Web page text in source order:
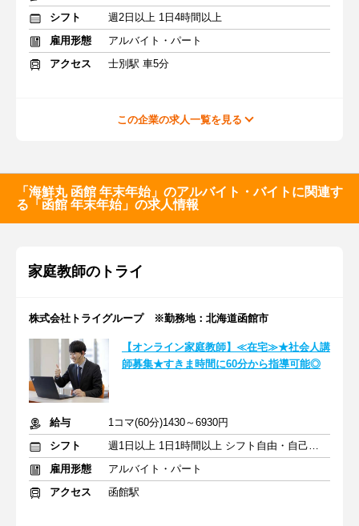
シフト
週2日以上 1日4時間以上
雇用形態
アルバイト・パート
アクセス
士別駅 車5分
この企業の求人一覧を見る
「海鮮丸 函館 年末年始」のアルバイト・バイトに関連す
る「函館 年末年始」の求人情報
家庭教師のトライ
株式会社トライグループ ※勤務地：北海道函館市
【オンライン家庭教師】≪在宅≫★社会人講
師募集★すきま時間に60分から指導可能◎
給与
1コマ(60分)1430～6930円
シフト
週1日以上 1日1時間以上 シフト自由・自己申告
雇用形態
アルバイト・パート
アクセス
函館駅